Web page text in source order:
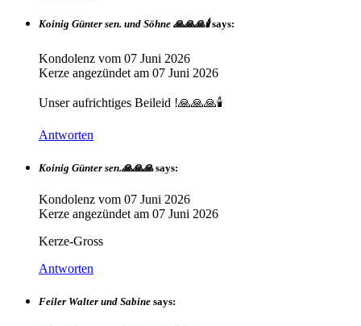
Koinig Günter sen. und Söhne 🙏🙏🙏🕯️ says:
Kondolenz vom 07 Juni 2026
Kerze angezündet am 07 Juni 2026
Unser aufrichtiges Beileid !🙏🙏🙏🕯️
Antworten
Koinig Günter sen.🙏🙏🙏 says:
Kondolenz vom 07 Juni 2026
Kerze angezündet am 07 Juni 2026
Kerze-Gross
Antworten
Feiler Walter und Sabine says: